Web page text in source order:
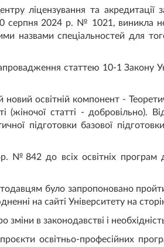
ліцензування та
серпня 2024 р. № 1021, виникла
назвами спеціальностей для
статтею 10-1 Закону
новий освітній компонент -
(жіночої статті -
підготовки базової
до всіх освітніх програм
було запропоновано
на сайті Університету на
зміни в законодавстві і
освітньо-професійних